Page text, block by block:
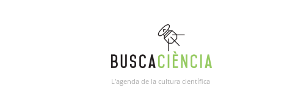
L’agenda de la cultura científica